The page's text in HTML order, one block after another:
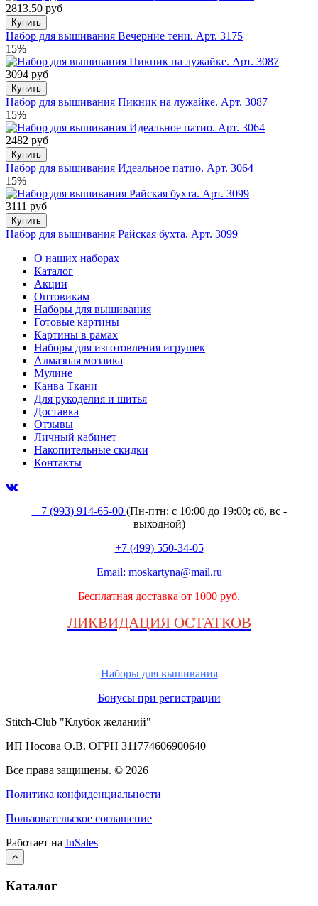
2813.50 руб
Купить
Набор для вышивания Вечерние тени. Арт. 3175
15%
3094 руб
Купить
Набор для вышивания Пикник на лужайке. Арт. 3087
15%
2482 руб
Купить
Набор для вышивания Идеальное патио. Арт. 3064
15%
3111 руб
Купить
Набор для вышивания Райская бухта. Арт. 3099
О наших наборах
Каталог
Акции
Оптовикам
Наборы для вышивания
Готовые картины
Картины в рамах
Наборы для изготовления игрушек
Алмазная мозаика
Мулине
Канва Ткани
Для рукоделия и шитья
Доставка
Отзывы
Личный кабинет
Накопительные скидки
Контакты
+7 (993) 914-65-00 (Пн-птн: с10:00 до 19:00; сб, вс -
выходной)
+7 (499) 550-34-05
Email: moskartyna@mail.ru
Бесплатная доставка от 1000 руб.
ЛИКВИДАЦИЯ ОСТАТКОВ
Наборы для вышивания
Бонусы при регистрации
Stitch-Club "Клубок желаний"
ИП Носова О.В. ОГРН 311774606900640
Все права защищены. © 2026
Политика конфиденциальности
Пользовательское соглашение
Работает на InSales
Каталог